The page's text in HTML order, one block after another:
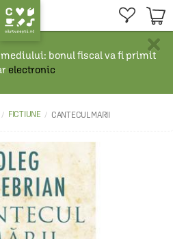
×
bonul fiscal va fi primit
electronic
FICTIUNE CANTECUL MARII